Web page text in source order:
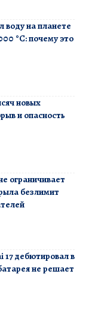
воду на планете
°C: почему это
новых
и опасность
ограничивает
безлимит
17 дебютировал в
не решает